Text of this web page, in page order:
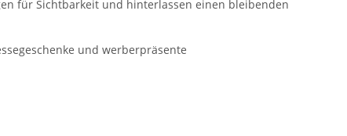
für Sichtbarkeit und hinterlassen einen bleibenden